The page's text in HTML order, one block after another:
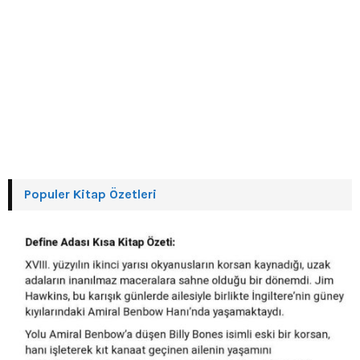
Populer Kitap Özetleri